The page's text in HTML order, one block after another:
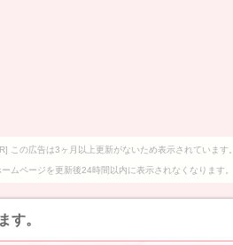
この広告は3ヶ月以上更新がないため表示されています。
ームページを更新後24時間以内に表示されなくなります。
す。